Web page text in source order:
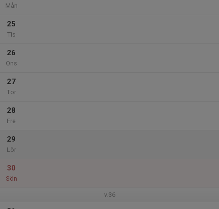
Mån
25
Tis
26
Ons
27
Tor
28
Fre
29
Lör
30
Sön
v.36